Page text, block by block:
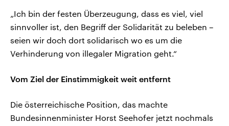
„Ich bin der festen Überzeugung, dass es viel, viel
sinnvoller ist, den Begriff der Solidarität zu beleben –
seien wir doch dort solidarisch wo es um die
Verhinderung von illegaler Migration geht.“
Vom Ziel der Einstimmigkeit weit entfernt
Die österreichische Position, das machte
Bundesinnenminister Horst Seehofer jetzt nochmals